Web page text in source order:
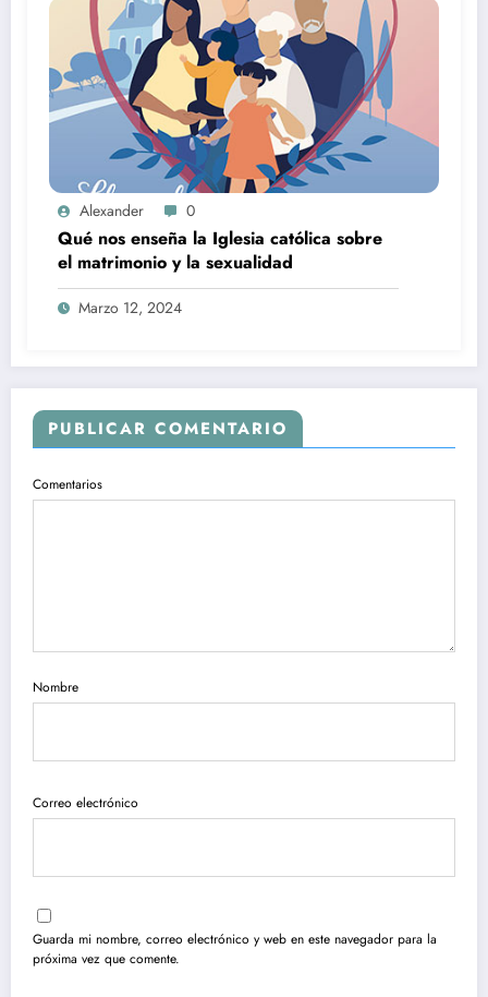
Alexander 0
Qué nos enseña la Iglesia católica sobre
el matrimonio y la sexualidad
Marzo 12, 2024
PUBLICAR COMENTARIO
Comentarios
Nombre
Correo electrónico
Guarda mi nombre, correo electrónico y web en este navegador para la
próxima vez que comente.